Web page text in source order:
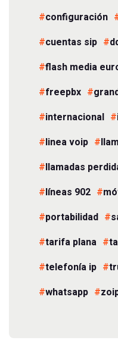
configuración
cuentas sip
flash media
freepbx
internacional
linea voip
llamadas
líneas 902
portabilidad
tarifa plana
telefonía ip
whatsapp